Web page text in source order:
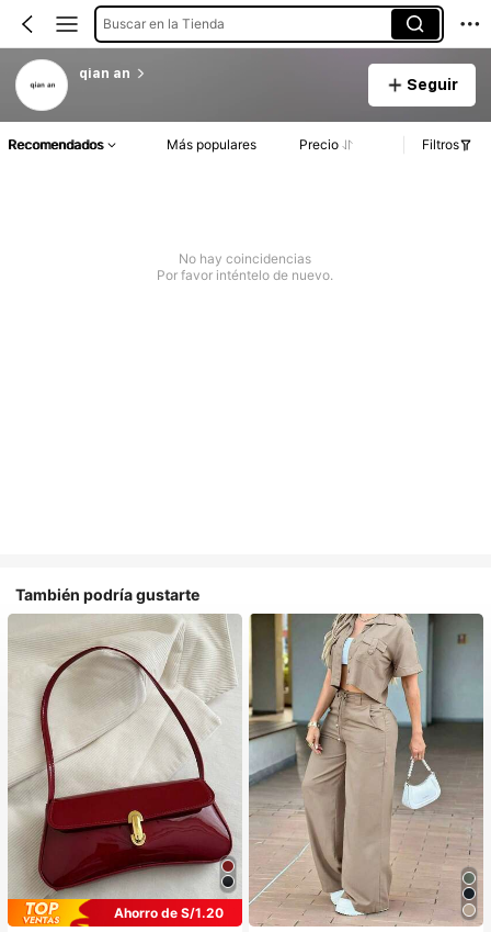
Buscar en la Tienda
qian an
Seguir
Recomendados Más populares Precio Filtros
No hay coincidencias
Por favor inténtelo de nuevo.
También podría gustarte
Ahorro de S/1.20